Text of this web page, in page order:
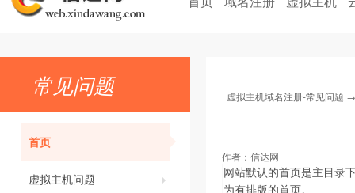
常见问题
首页
虚拟主机问题
虚拟主机域名注册-常见问题
作者： 信达网
网站默认的首页是主目录
为有排版的首页。